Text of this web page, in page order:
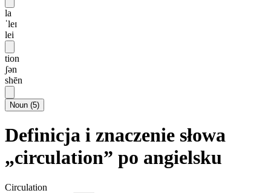
la
ˈleɪ
lei
tion
ʃən
shēn
Noun (5)
Definicja i znaczenie słowa
„circulation” po angielsku
Circulation